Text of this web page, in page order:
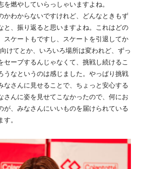
燃やしていらっしゃいますよね。
わからないですけれど、どんなときもず
と、振り返ると思いますよね。これはどの
スケートもですし、スケートを引退してか
けてとか、いろいろ場所は変われど、ずっ
セーブするんじゃなくて、挑戦し続けるこ
うなというのは感じました。やっぱり挑戦
なさんに見せることで、ちょっと安心する
さんに姿を見せてこなかったので、何にお
が、みなさんにいいものを届けられている
。